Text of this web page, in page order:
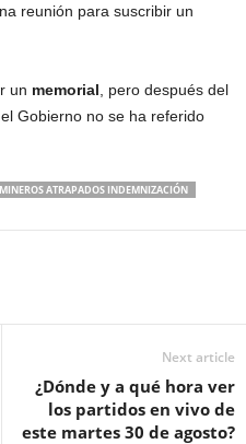
reunión para suscribir un
un memorial , pero después del
Gobierno no se ha referido
MINEROS ATRAPADOS INDEMNIZACIÓN
Next article
¿Dónde y a qué hora ver
los partidos en vivo de
este martes 30 de agosto?